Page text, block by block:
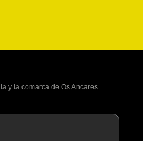
y la comarca de Os Ancares